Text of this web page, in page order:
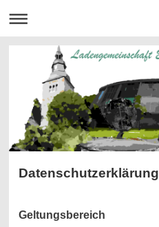
Datenschutzerklärung
Geltungsbereich